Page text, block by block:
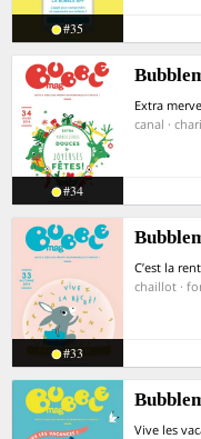
#35
Extra
canal ·
#34
C’est la
chaillot ·
#33
Vive les